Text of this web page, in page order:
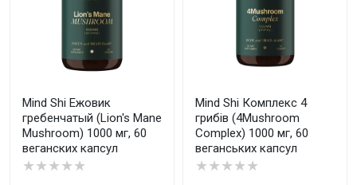
Mind Shi Ежовик
гребенчатый (Lion's Mane
Mushroom) 1000 мг, 60
веганских капсул
★★★★★
Mind Shi Комплекс 4
грибів (4Mushroom
Complex) 1000 мг, 60
веганських капсул
★★★★★